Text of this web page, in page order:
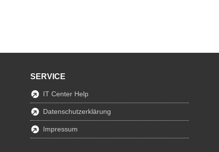
SERVICE
IT Center Help
Datenschutzerklärung
Impressum